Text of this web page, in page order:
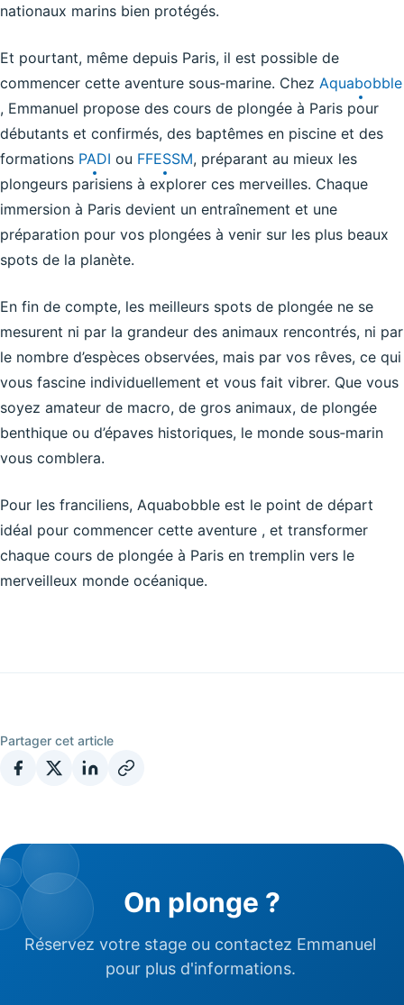
nationaux marins bien protégés.
Et pourtant, même depuis Paris, il est possible de
commencer cette aventure sous‑marine. Chez Aquabobble
, Emmanuel propose des cours de plongée à Paris pour
débutants et confirmés, des baptêmes en piscine et des
formations PADI ou FFESSM, préparant au mieux les
plongeurs parisiens à explorer ces merveilles. Chaque
immersion à Paris devient un entraînement et une
préparation pour vos plongées à venir sur les plus beaux
spots de la planète.
En fin de compte, les meilleurs spots de plongée ne se
mesurent ni par la grandeur des animaux rencontrés, ni par
le nombre d’espèces observées, mais par vos rêves, ce qui
vous fascine individuellement et vous fait vibrer. Que vous
soyez amateur de macro, de gros animaux, de plongée
benthique ou d’épaves historiques, le monde sous‑marin
vous comblera.
Pour les franciliens, Aquabobble est le point de départ
idéal pour commencer cette aventure , et transformer
chaque cours de plongée à Paris en tremplin vers le
merveilleux monde océanique.
Partager cet article
On plonge ?
Réservez votre stage ou contactez Emmanuel
pour plus d'informations.